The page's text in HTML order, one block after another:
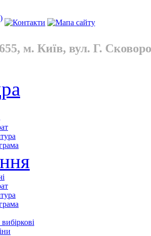
м. Київ, вул. Г.